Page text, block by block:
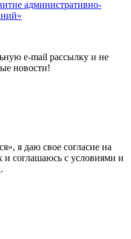
административно-
e-mail рассылку и не
новости!
я даю свое согласие на
и соглашаюсь с условиями и
.